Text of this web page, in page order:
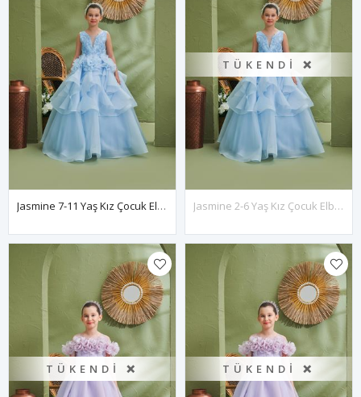
Jasmine 7-11 Yaş Kız Çocuk Elbise 30192 Bebe Mavi
TÜKENDI ❌
Jasmine 2-6 Yaş Kız Çocuk Elbise 20192 Bebe Mavi
TÜKENDI ❌ TÜKENDI ❌